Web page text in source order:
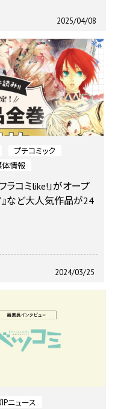
2025/04/08
プチコミック
体情報
ラコミlike!」がオープ
』など大人気作品が24
2024/03/25
ニュース